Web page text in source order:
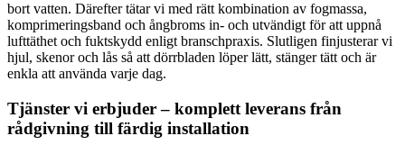
bort vatten. Därefter tätar vi med rätt kombination av fogmassa,
komprimeringsband och ångbroms in- och utvändigt för att uppnå
lufttäthet och fuktskydd enligt branschpraxis. Slutligen finjusterar vi
hjul, skenor och lås så att dörrbladen löper lätt, stänger tätt och är
enkla att använda varje dag.
Tjänster vi erbjuder – komplett leverans från
rådgivning till färdig installation